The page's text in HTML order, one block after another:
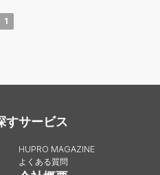
1
すサービス
HUPRO MAGAZINE
よくある質問